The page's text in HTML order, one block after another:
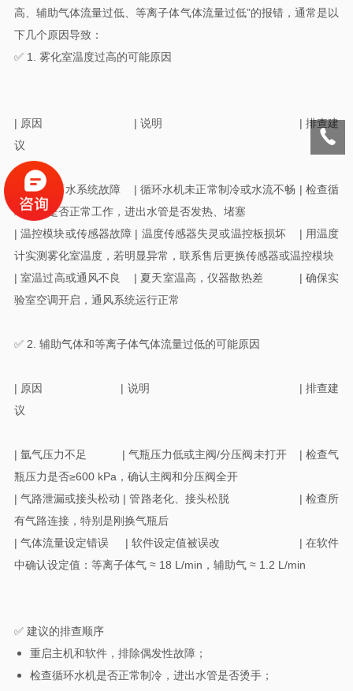
高、辅助气体流量过低、等离子体气体流量过低”的报错，通常是以
下几个原因导致：
✅ 1. 雾化室温度过高的可能原因
| 原因 | 说明 | 排查建
议
| 冷却循环水系统故障 | 循环水机未正常制冷或水流不畅 | 检查循
环水机是否正常工作，进出水管是否发热、堵塞
| 温控模块或传感器故障 | 温度传感器失灵或温控板损坏 | 用温度
计实测雾化室温度，若明显异常，联系售后更换传感器或温控模块
| 室温过高或通风不良 | 夏天室温高，仪器散热差 | 确保实
验室空调开启，通风系统运行正常
✅ 2. 辅助气体和等离子体气体流量过低的可能原因
| 原因 | 说明 | 排查建
议
| 氩气压力不足 | 气瓶压力低或主阀/分压阀未打开 | 检查气
瓶压力是否≥600 kPa，确认主阀和分压阀全开
| 气路泄漏或接头松动 | 管路老化、接头松脱 | 检查所
有气路连接，特别是刚换气瓶后
| 气体流量设定错误 | 软件设定值被误改 | 在软件
中确认设定值：等离子体气 ≈ 18 L/min，辅助气 ≈ 1.2 L/min
✅ 建议的排查顺序
重启主机和软件，排除偶发性故障；
检查循环水机是否正常制冷，进出水管是否烫手；